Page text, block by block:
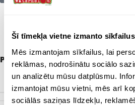
Šī tīmekļa vietne izmanto sīkfailus
Mēs izmantojam sīkfailus, lai
reklāmas, nodrošinātu sociālo
un analizētu mūsu datplūsmu.
izmantojat mūsu vietni, mēs arī
sociālās saziņas līdzekļu,
Papildu informācija
ZĪMOLS